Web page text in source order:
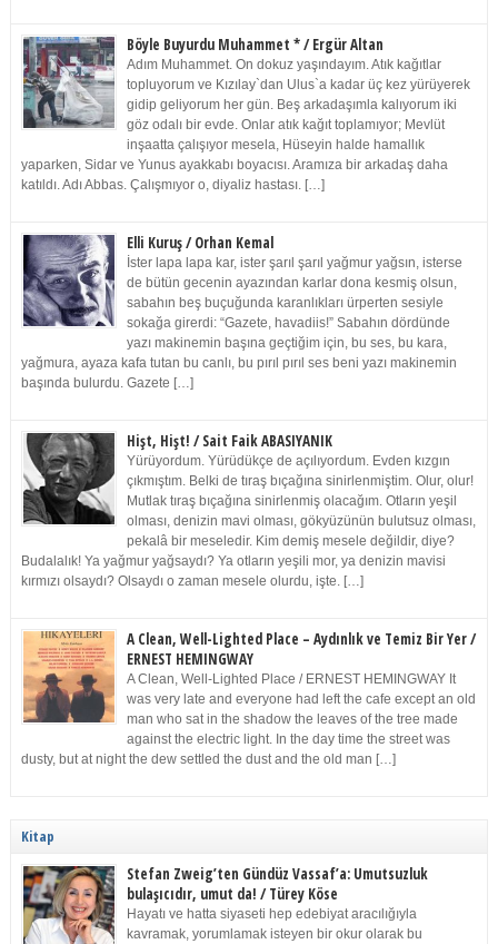
Böyle Buyurdu Muhammet * / Ergür Altan
Adım Muhammet. On dokuz yaşındayım. Atık kağıtlar
topluyorum ve Kızılay`dan Ulus`a kadar üç kez yürüyerek
gidip geliyorum her gün. Beş arkadaşımla kalıyorum iki
göz odalı bir evde. Onlar atık kağıt toplamıyor; Mevlüt
inşaatta çalışıyor mesela, Hüseyin halde hamallık
yaparken, Sidar ve Yunus ayakkabı boyacısı. Aramıza bir arkadaş daha
katıldı. Adı Abbas. Çalışmıyor o, diyaliz hastası. […]
Elli Kuruş / Orhan Kemal
İster lapa lapa kar, ister şarıl şarıl yağmur yağsın, isterse
de bütün gecenin ayazından karlar dona kesmiş olsun,
sabahın beş buçuğunda karanlıkları ürperten sesiyle
sokağa girerdi: “Gazete, havadiis!” Sabahın dördünde
yazı makinemin başına geçtiğim için, bu ses, bu kara,
yağmura, ayaza kafa tutan bu canlı, bu pırıl pırıl ses beni yazı makinemin
başında bulurdu. Gazete […]
Hişt, Hişt! / Sait Faik ABASIYANIK
Yürüyordum. Yürüdükçe de açılıyordum. Evden kızgın
çıkmıştım. Belki de tıraş bıçağına sinirlenmiştim. Olur, olur!
Mutlak tıraş bıçağına sinirlenmiş olacağım. Otların yeşil
olması, denizin mavi olması, gökyüzünün bulutsuz olması,
pekalâ bir meseledir. Kim demiş mesele değildir, diye?
Budalalık! Ya yağmur yağsaydı? Ya otların yeşili mor, ya denizin mavisi
kırmızı olsaydı? Olsaydı o zaman mesele olurdu, işte. […]
A Clean, Well-Lighted Place – Aydınlık ve Temiz Bir Yer /
ERNEST HEMINGWAY
A Clean, Well-Lighted Place / ERNEST HEMINGWAY It
was very late and everyone had left the cafe except an old
man who sat in the shadow the leaves of the tree made
against the electric light. In the day time the street was
dusty, but at night the dew settled the dust and the old man […]
Kitap
Stefan Zweig’ten Gündüz Vassaf’a: Umutsuzluk
bulaşıcıdır, umut da! / Türey Köse
Hayatı ve hatta siyaseti hep edebiyat aracılığıyla
kavramak, yorumlamak isteyen bir okur olarak bu